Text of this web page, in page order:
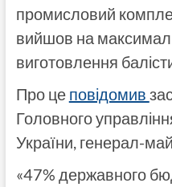
промисловий
вийшов на
виготовлення
Про це повідомив
Головного
України, генерал-
«47% державного